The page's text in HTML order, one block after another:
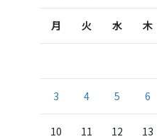
月 火 水 木
3 4 5 6
10 11 12 13